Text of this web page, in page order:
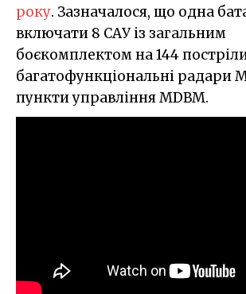
року. Зазначалося, що одна
включати 8 САУ із загальним
боєкомплектом на 144
багатофункціональні радари
пункти управління MDBM.